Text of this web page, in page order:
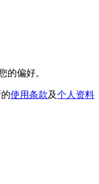
的偏好。
使用条款及个人资料